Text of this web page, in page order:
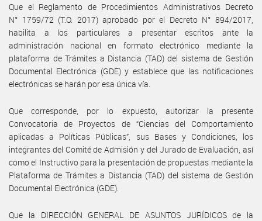
Que el Reglamento de Procedimientos Administrativos Decreto
N° 1759/72 (T.O. 2017) aprobado por el Decreto N° 894/2017,
habilita a los particulares a presentar escritos ante la
administración nacional en formato electrónico mediante la
plataforma de Trámites a Distancia (TAD) del sistema de Gestión
Documental Electrónica (GDE) y establece que las notificaciones
electrónicas se harán por esa única vía.
Que corresponde, por lo expuesto, autorizar la presente
Convocatoria de Proyectos de “Ciencias del Comportamiento
aplicadas a Políticas Públicas”, sus Bases y Condiciones, los
integrantes del Comité de Admisión y del Jurado de Evaluación, así
como el Instructivo para la presentación de propuestas mediante la
Plataforma de Trámites a Distancia (TAD) del sistema de Gestión
Documental Electrónica (GDE).
Que la DIRECCIÓN GENERAL DE ASUNTOS JURÍDICOS de la